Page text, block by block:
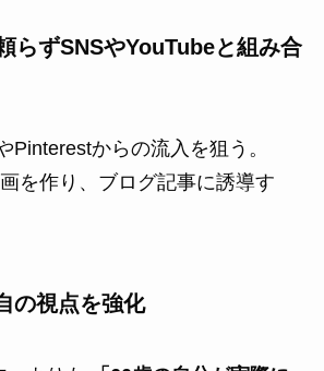
らずSNSやYouTubeと組み合
Pinterestからの流入を狙う。
を作り、ブログ記事に誘導す
の視点を強化